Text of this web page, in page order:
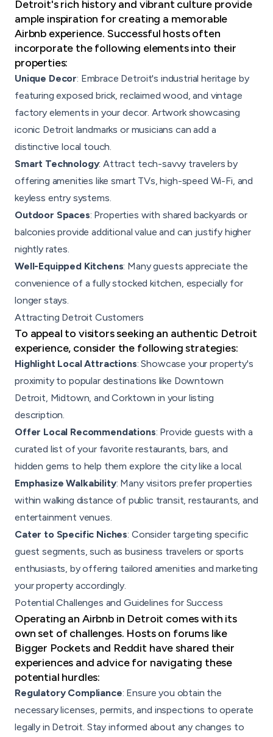
Detroit's rich history and vibrant culture provide
ample inspiration for creating a memorable
Airbnb experience. Successful hosts often
incorporate the following elements into their
properties:
Unique Decor: Embrace Detroit's industrial heritage by
featuring exposed brick, reclaimed wood, and vintage
factory elements in your decor. Artwork showcasing
iconic Detroit landmarks or musicians can add a
distinctive local touch.
Smart Technology: Attract tech-savvy travelers by
offering amenities like smart TVs, high-speed Wi-Fi, and
keyless entry systems.
Outdoor Spaces: Properties with shared backyards or
balconies provide additional value and can justify higher
nightly rates.
Well-Equipped Kitchens: Many guests appreciate the
convenience of a fully stocked kitchen, especially for
longer stays.
Attracting Detroit Customers
To appeal to visitors seeking an authentic Detroit
experience, consider the following strategies:
Highlight Local Attractions: Showcase your property's
proximity to popular destinations like Downtown
Detroit, Midtown, and Corktown in your listing
description.
Offer Local Recommendations: Provide guests with a
curated list of your favorite restaurants, bars, and
hidden gems to help them explore the city like a local.
Emphasize Walkability: Many visitors prefer properties
within walking distance of public transit, restaurants, and
entertainment venues.
Cater to Specific Niches: Consider targeting specific
guest segments, such as business travelers or sports
enthusiasts, by offering tailored amenities and marketing
your property accordingly.
Potential Challenges and Guidelines for Success
Operating an Airbnb in Detroit comes with its
own set of challenges. Hosts on forums like
Bigger Pockets and Reddit have shared their
experiences and advice for navigating these
potential hurdles:
Regulatory Compliance: Ensure you obtain the
necessary licenses, permits, and inspections to operate
legally in Detroit. Stay informed about any changes to